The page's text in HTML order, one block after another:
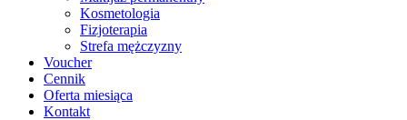
Kosmetologia
Fizjoterapia
Strefa mężczyzny
Voucher
Cennik
Oferta miesiąca
Kontakt